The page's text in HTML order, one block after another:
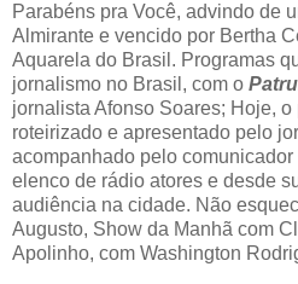
Parabéns pra Você, advindo de
Almirante e vencido por Bertha
Aquarela do Brasil. Programas
jornalismo no Brasil, com o
jornalista Afonso Soares; Hoje,
roteirizado e apresentado pelo
acompanhado pelo
elenco de rádio atores e desde
audiência na cidade. Não
Augusto, Show da Manhã com
Apolinho, com Washington